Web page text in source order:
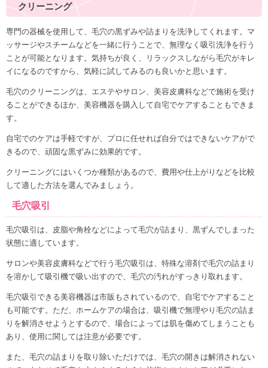
クリーニング
専門の器械を使用して、 毛穴の黒ずみや詰まりを洗浄してくれます。 マ
ッサージやスチームなどを一緒に行うことで、無理なく吸引洗浄を行う
ことが可能となります。気持ちが良く、リラックスしながら毛穴がキレ
イになるのですから、気軽に試してみるのも良いかと思います。
毛穴のクリーニングは、エステやサロン、美容皮膚科などで施術を受け
ることができるほか、美容機器を購入して自宅でケアすることもできま
す。
自宅でのケアは手軽ですが、プロに任せれば自分ではできないケアがで
きるので、頑固な黒ずみに効果的です。
クリーニングにはいくつか種類があるので、費用や仕上がりなどを比較
して適した方法を選んでみましょう。
毛穴吸引
毛穴吸引は、皮脂や角栓などによって毛穴が詰まり、黒ずんでしまった
状態に適しています。
サロンや美容皮膚科などで行う毛穴吸引は、特殊な溶剤で毛穴の詰まり
を溶かして吸引機で吸い出すので、毛穴の汚れがすっきり取れます。
毛穴吸引できる美容機器は市販もされているので、自宅でケアすること
も可能です。ただ、ホームケアの場合は、吸引機で無理やり毛穴の詰ま
りを解消させようとするので、場合によっては肌を傷めてしまうことも
あり、使用に関しては注意が必要です。
また、毛穴の詰まりを取り除いただけでは、毛穴の開きは解消されない